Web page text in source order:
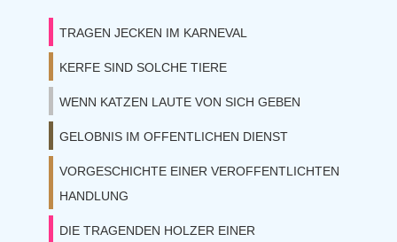
TRAGEN JECKEN IM KARNEVAL
KERFE SIND SOLCHE TIERE
WENN KATZEN LAUTE VON SICH GEBEN
GELOBNIS IM OFFENTLICHEN DIENST
VORGESCHICHTE EINER VEROFFENTLICHTEN
HANDLUNG
DIE TRAGENDEN HOLZER EINER